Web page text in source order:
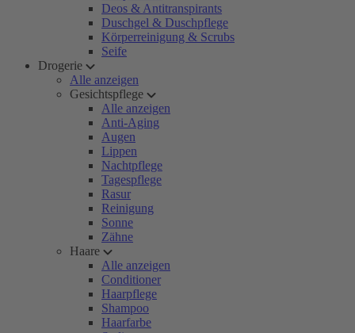
Deos & Antitranspirants
Duschgel & Duschpflege
Körperreinigung & Scrubs
Seife
Drogerie
Alle anzeigen
Gesichtspflege
Alle anzeigen
Anti-Aging
Augen
Lippen
Nachtpflege
Tagespflege
Rasur
Reinigung
Sonne
Zähne
Haare
Alle anzeigen
Conditioner
Haarpflege
Shampoo
Haarfarbe